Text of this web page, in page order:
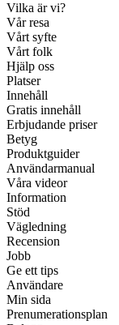
Vilka är vi?
Vår resa
Vårt syfte
Vårt folk
Hjälp oss
Platser
Innehåll
Gratis innehåll
Erbjudande priser
Betyg
Produktguider
Användarmanual
Våra videor
Information
Stöd
Vägledning
Recension
Jobb
Ge ett tips
Användare
Min sida
Prenumerationsplan